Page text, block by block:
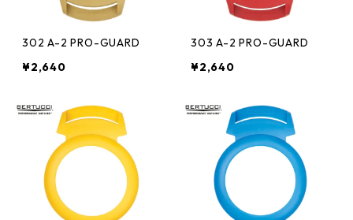
302 A-2 PRO-GUARD
¥2,640
303 A-2 PRO-GUARD
¥2,640